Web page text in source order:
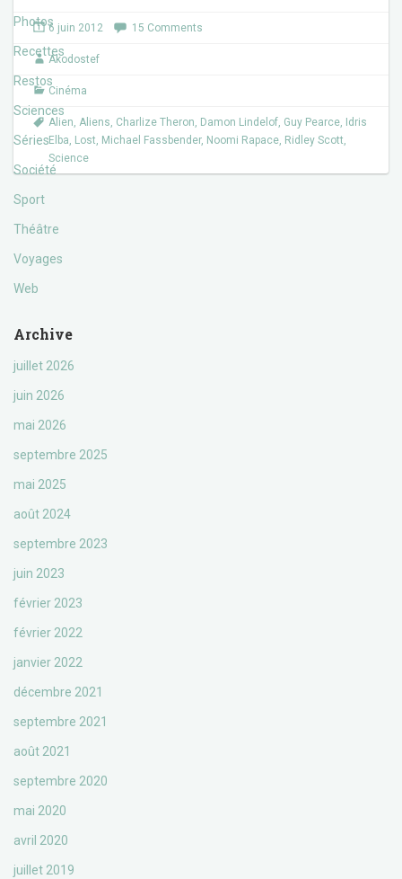
Photos
Recettes
Restos
Sciences
Séries
Société
Sport
Théâtre
Voyages
Web
Archive
juillet 2026
juin 2026
mai 2026
septembre 2025
mai 2025
août 2024
septembre 2023
juin 2023
février 2023
février 2022
janvier 2022
décembre 2021
septembre 2021
août 2021
septembre 2020
mai 2020
avril 2020
juillet 2019
e
b
o
o
k
t
r
6 juin 2012 15 Comments
Akodostef
Cinéma
Alien, Aliens, Charlize Theron, Damon Lindelof, Guy Pearce, Idris
Elba, Lost, Michael Fassbender, Noomi Rapace, Ridley Scott,
Science